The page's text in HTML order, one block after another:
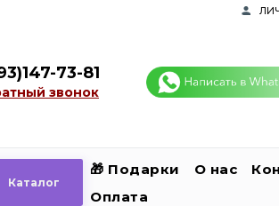
73-81
звонок
Каталог
🎁 Подарки О нас
Оплата